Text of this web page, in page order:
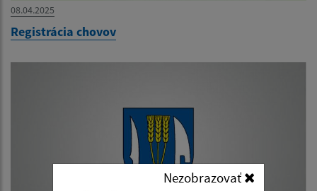
Nezobrazovať
08.04.2025
Registrácia chovov